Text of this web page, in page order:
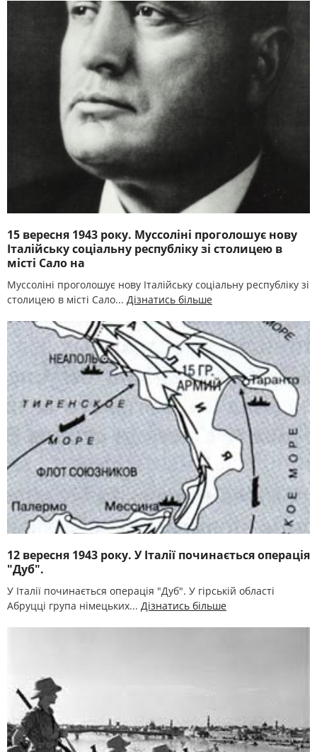
15 вересня 1943 року. Муссоліні проголошує нову
Італійську соціальну республіку зі столицею в
місті Сало на
Муссоліні проголошує нову Італійську соціальну республіку зі
столицею в місті Сало... Дізнатись більше
12 вересня 1943 року. У Італії починається операція
"Дуб".
У Італії починається операція "Дуб". У гірській області
Абруцці група німецьких... Дізнатись більше